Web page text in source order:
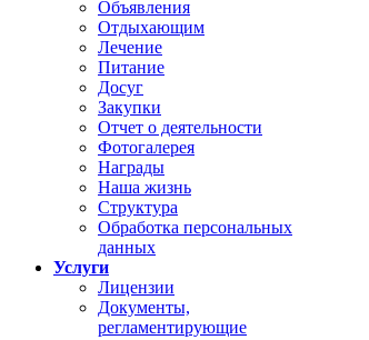
Объявления
Отдыхающим
Лечение
Питание
Досуг
Закупки
Отчет о деятельности
Фотогалерея
Награды
Наша жизнь
Структура
Обработка персональных
данных
Услуги
Лицензии
Документы,
регламентирующие